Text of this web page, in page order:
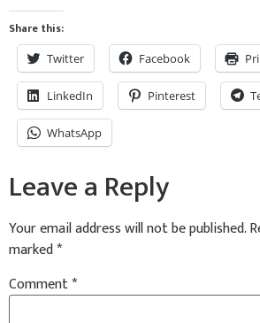
Share this:
Twitter Facebook
LinkedIn Pinterest
WhatsApp
Leave a Reply
Your email address will not be published.
marked*
Comment*